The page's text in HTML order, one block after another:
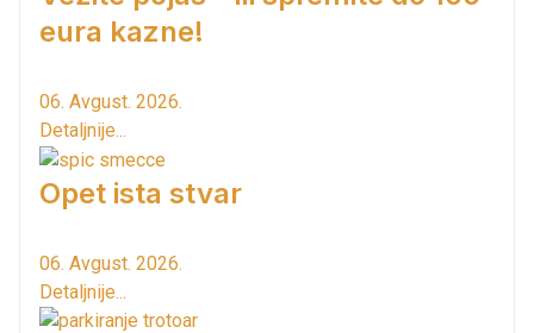
eura kazne!
06. Avgust. 2026.
Detaljnije...
Opet ista stvar
06. Avgust. 2026.
Detaljnije...